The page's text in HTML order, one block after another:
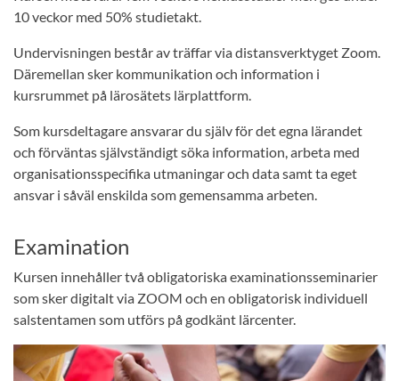
10 veckor med 50% studietakt.
Undervisningen består av träffar via distansverktyget Zoom.
Däremellan sker kommunikation och information i
kursrummet på lärosätets lärplattform.
Som kursdeltagare ansvarar du själv för det egna lärandet
och förväntas självständigt söka information, arbeta med
organisationsspecifika utmaningar och data samt ta eget
ansvar i såväl enskilda som gemensamma arbeten.
Examination
Kursen innehåller två obligatoriska examinationsseminarier
som sker digitalt via ZOOM och en obligatorisk individuell
salstentamen som utförs på godkänt lärcenter.